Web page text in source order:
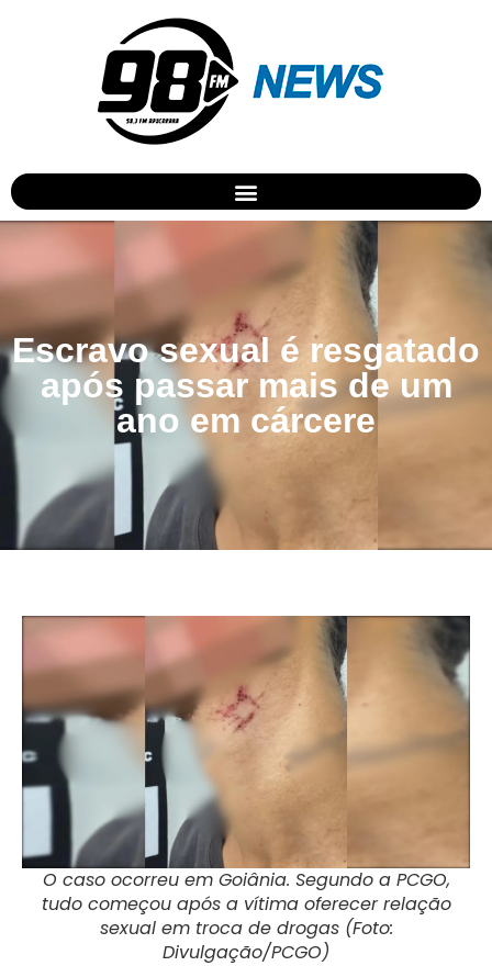
Escravo sexual é resgatado
após passar mais de um
ano em cárcere
O caso ocorreu em Goiânia. Segundo a PCGO,
tudo começou após a vítima oferecer relação
sexual em troca de drogas (Foto:
Divulgação/PCGO)